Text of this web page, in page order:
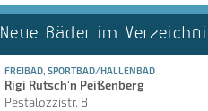
Neue Bäder im
FREIBAD, SPORTBAD/HALLENBAD
Rigi Rutsch'n Peißenberg
Pestalozzistr. 8